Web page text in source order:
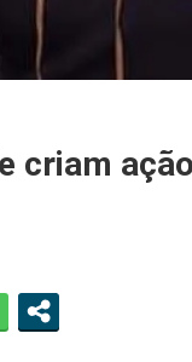
criam